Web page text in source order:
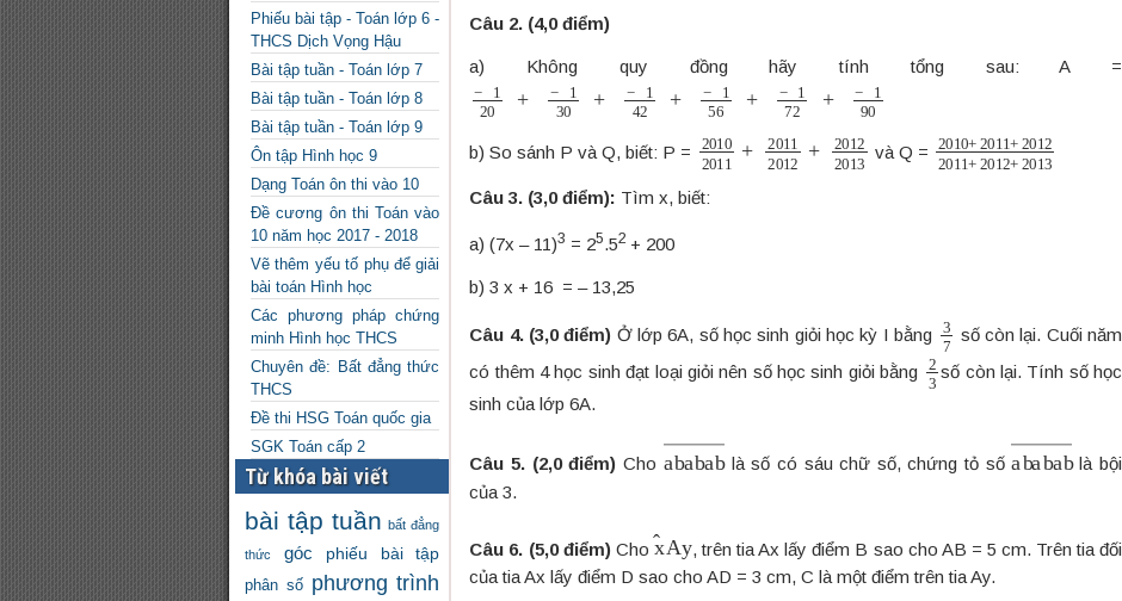
Phiếu bài tập - Toán lớp 6 -
THCS Dịch Vọng Hậu
Bài tập tuần - Toán lớp 7
Bài tập tuần - Toán lớp 8
Bài tập tuần - Toán lớp 9
Ôn tập Hình học 9
Dạng Toán ôn thi vào 10
Đề cương ôn thi Toán vào
10 năm học 2017 - 2018
Vẽ thêm yếu tố phụ để giải
bài toán Hình học
Các phương pháp chứng
minh Hình học THCS
Chuyên đề: Bất đẳng thức
THCS
Đề thi HSG Toán quốc gia
SGK Toán cấp 2
Từ khóa bài viết
bài tập tuần bất đẳng
thức góc phiếu bài tập
phân số phương trình
Câu 2. (4,0 điểm)
a) Không quy đồng hãy tính tổng sau: A =
−1 20 130 42 + + −1 −1 90
b) So sánh P và Q, biết: P = 2010 2011+ 20112012 20122013
và Q = 2010+2011+
Câu 3. (3,0 điểm): Tìm x, biết:
a) (7x – 11)3 = 25.52 + 200
b) 3 x + 16 = – 13,25
Câu 4. (3,0 điểm) Ở lớp 6A, số học sinh giỏi học kỳ I bằng 37 số còn lại. Cuối năm
có thêm 4 học sinh đạt loại giỏi nên số học sinh giỏi bằng 23 số còn lại. Tính số học
sinh của lớp 6A.
Câu 5. (2,0 điểm) Cho ababab―
là số có sáu chữ số, chứng tỏ sốababab―
là bội
của 3.
Câu 6. (5,0 điểm) Cho x A
, trên tia Ax lấy điểm B sao cho AB = 5 cm. Trên tia đối
của tia Ax lấy điểm D sao cho AD = 3 cm, C là một điểm trên tia Ay.